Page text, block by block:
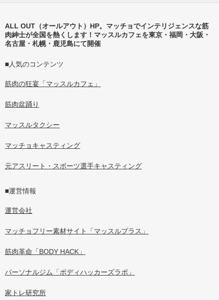
ALL OUT（オールアウト）HP。マッチョでインテリジェンスな筋
肉紳士が全国を熱くします！マッスルカフェを東京・福岡・大阪・
名古屋・札幌・鹿児島にて開催
■人気のコンテンツ
筋肉の狂宴「マッスルカフェ」
筋肉盆踊り
マッスルタクシー
マッチョキャスティング
元アスリート・スポーツ選手キャスティング
■運営情報
運営会社
マッチョフリー素材サイト「マッスルプラス」
筋肉革命「BODY HACK」
パーソナルジム「ボディハッカーズラボ」
家トレ研究所